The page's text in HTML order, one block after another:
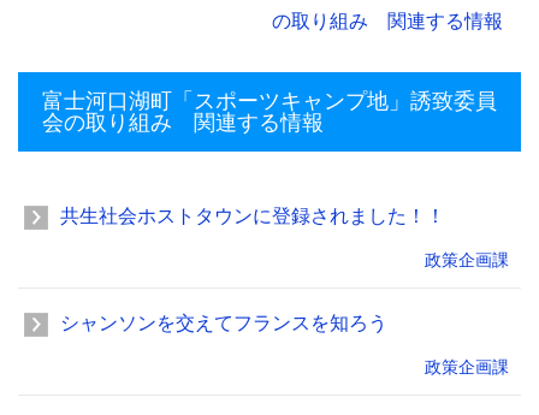
の取り組み 関連する情報
富士河口湖町「スポーツキャンプ地」誘致委員
会の取り組み 関連する情報
共生社会ホストタウンに登録されました！！
政策企画課
シャンソンを交えてフランスを知ろう
政策企画課